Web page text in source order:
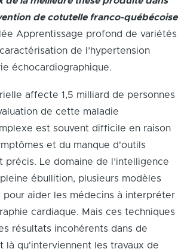
de cotutelle franco-québécoise
Apprentissage profond de variétés
de l’hypertension
échocardiographique.
affecte 1,5 milliard de personnes
de cette maladie
est souvent difficile en raison
et du manque d'outils
précis. Le domaine de l’intelligence
ébullition, plusieurs modèles
aider les médecins à interpréter
cardiaque. Mais ces techniques
résultats incohérents dans de
là qu'interviennent les travaux de